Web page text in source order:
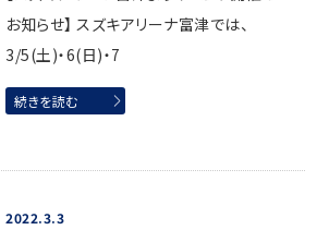
お知らせ】 スズキアリーナ富津では、
3/5(土)・6(日)・7
続きを読む
2022.3.3